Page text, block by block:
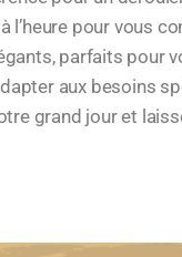
l’heure pour vous
parfaits pour
aux besoins
grand jour et